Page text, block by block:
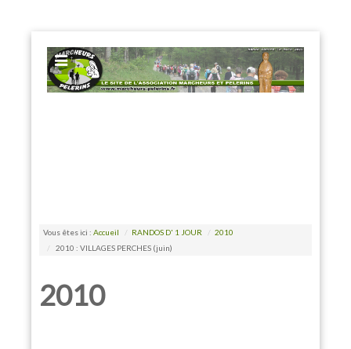
EXPOSE FRAMEWORK FOR JOOMLA 2.5 AND 3.0+
Vous êtes ici : Accueil / RANDOS D' 1 JOUR / 2010
/ 2010 : VILLAGES PERCHES (juin)
2010